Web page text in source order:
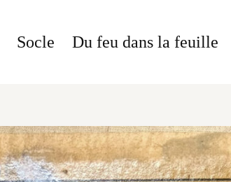
Socle Du feu dans la feuille